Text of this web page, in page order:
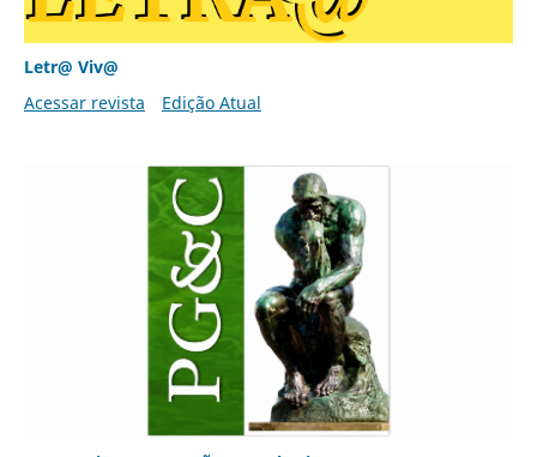
Letr@ Viv@
Acessar revista
Edição Atual